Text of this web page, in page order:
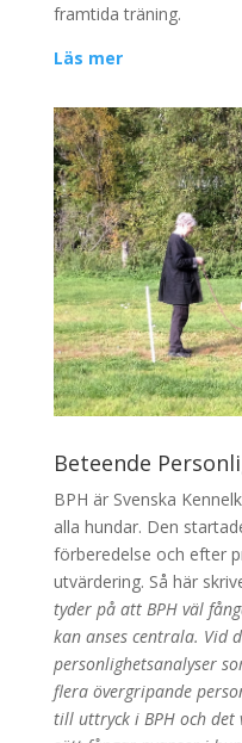
framtida träning.
Läs mer
Beteende
BPH är Svenska
alla hundar. Den
förberedelse och efter
utvärdering. Så här
tyder på att BPH väl
kan anses centrala. Vid
personlighetsanalyser
flera övergripande
till uttryck i BPH och det